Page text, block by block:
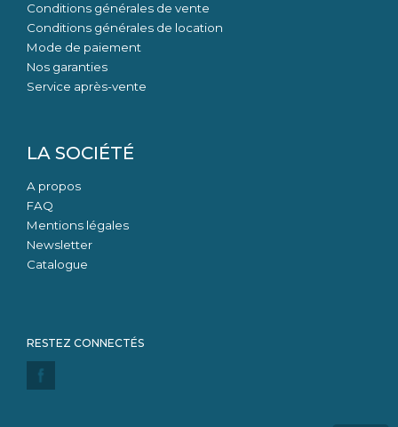
Conditions générales de vente
Conditions générales de location
Mode de paiement
Nos garanties
Service après-vente
LA SOCIÉTÉ
A propos
FAQ
Mentions légales
Newsletter
Catalogue